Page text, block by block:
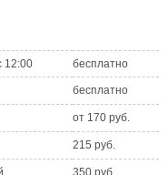
12:00 бесплатно
бесплатно
от 170 руб.
215 руб.